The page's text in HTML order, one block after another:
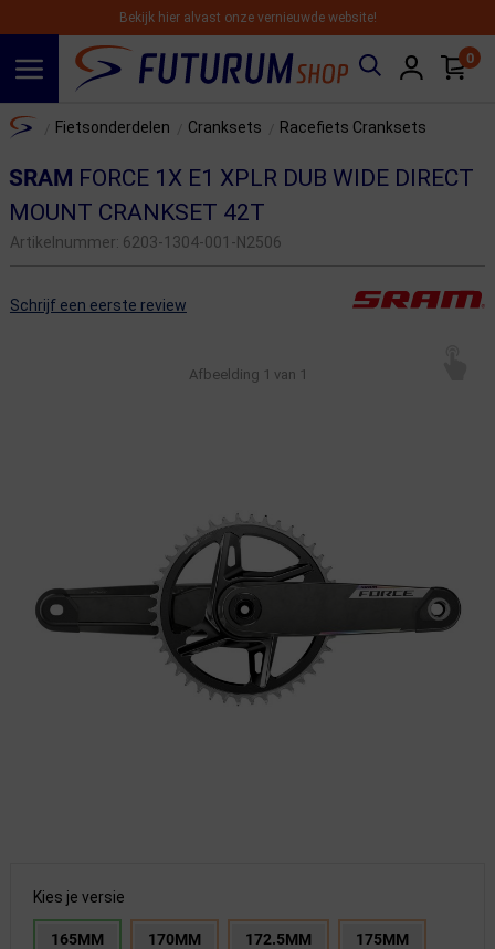
Bekijk hier alvast onze vernieuwde website!
0
Home Fietsonderdelen Cranksets Racefiets Cranksets
SRAM FORCE 1X E1 XPLR DUB WIDE DIRECT
MOUNT CRANKSET 42T
Artikelnummer: 6203-1304-001-N2506
Schrijf een eerste review
Afbeelding 1 van 1
Kies je versie
165MM 170MM 172.5MM 175MM